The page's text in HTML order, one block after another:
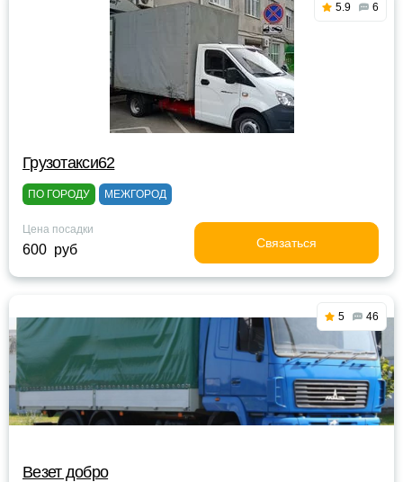
5.9 6
Грузотакси62
ПО ГОРОДУ МЕЖГОРОД
Цена посадки
600 руб Связаться
5 46
Везет добро